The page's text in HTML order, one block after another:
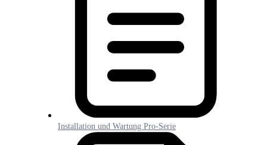
Installation und Wartung Pro-Serie